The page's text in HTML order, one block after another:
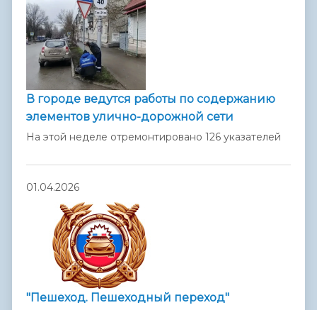
В городе ведутся работы по содержанию
элементов улично-дорожной сети
На этой неделе отремонтировано 126 указателей
01.04.2026
"Пешеход. Пешеходный переход"